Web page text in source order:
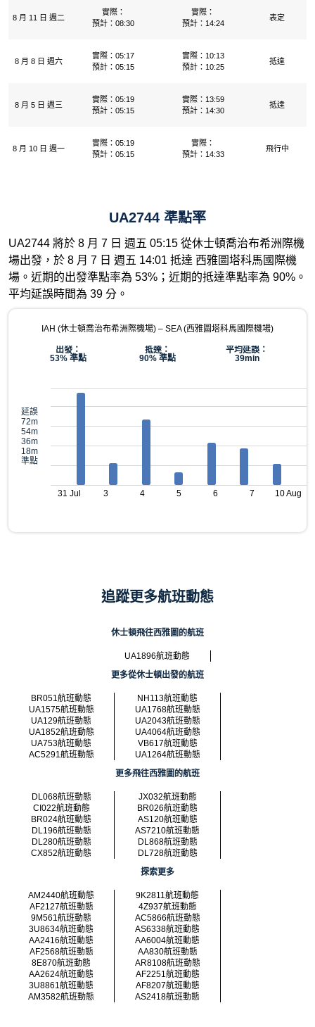
8 月 11 日 週二
實際：
預計：08:30
實際：
預計：14:24
表定
8 月 8 日 週六
實際：05:17
預計：05:15
實際：10:13
預計：10:25
抵達
8 月 5 日 週三
實際：05:19
預計：05:15
實際：13:59
預計：14:30
抵達
8 月 10 日 週一
實際：05:19
預計：05:15
實際：
預計：14:33
飛行中
UA2744 準點率
UA2744 將於 8 月 7 日 週五 05:15 從休士頓喬治布希洲際機
場出發，於 8 月 7 日 週五 14:01 抵達 西雅圖塔科馬國際機
場。近期的出發準點率為 53%；近期的抵達準點率為 90%。
平均延誤時間為 39 分。
IAH (休士頓喬治布希洲際機場) – SEA (西雅圖塔科馬國際機場)
出發：
53% 準點
抵達：
90% 準點
平均延誤：
39min
延誤
72m
54m
36m
18m
準點
31 Jul 3 4 5 6 7 10 Aug
追蹤更多航班動態
休士頓飛往西雅圖的航班
UA1896航班動態
更多從休士頓出發的航班
BR051航班動態
NH113航班動態
UA1575航班動態
UA1768航班動態
UA129航班動態
UA2043航班動態
UA1852航班動態
UA4064航班動態
UA753航班動態
VB617航班動態
AC5291航班動態
UA1264航班動態
更多飛往西雅圖的航班
DL068航班動態
JX032航班動態
CI022航班動態
BR026航班動態
BR024航班動態
AS120航班動態
DL196航班動態
AS7210航班動態
DL280航班動態
DL868航班動態
CX852航班動態
DL728航班動態
探索更多
AM2440航班動態
9K2811航班動態
AF2127航班動態
4Z937航班動態
9M561航班動態
AC5866航班動態
3U8634航班動態
AS6338航班動態
AA2416航班動態
AA6004航班動態
AF2568航班動態
AA830航班動態
8E870航班動態
AR8108航班動態
AA2624航班動態
AF2251航班動態
3U8861航班動態
AF8207航班動態
AM3582航班動態
AS2418航班動態